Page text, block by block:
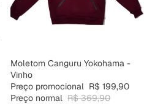
PROMOÇÃO
Moletom Canguru Yokohama -
Vinho
Preço promocional R$ 199,90
Preço normal R$ 369,90